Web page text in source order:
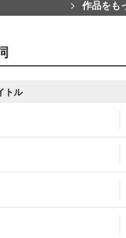
作品をも
トル